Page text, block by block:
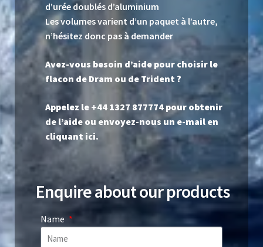
d’urée doublés d’aluminium
Les volumes varient d’un paquet à l’autre,
n’hésitez donc pas à demander
Avez-vous besoin d’aide pour choisir le
flacon de Dram ou de Trident ?
Appelez le +44 1327 877774 pour obtenir
de l’aide ou envoyez-nous un e-mail en
cliquant ici.
Enquire about our products
Name